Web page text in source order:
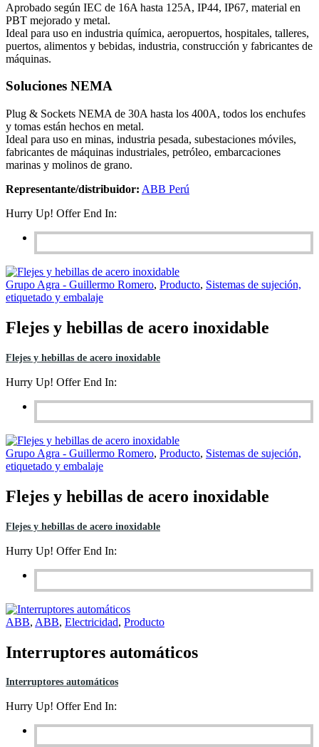
Aprobado según IEC de 16A hasta 125A, IP44, IP67, material en
PBT mejorado y metal.
Ideal para uso en industria química, aeropuertos, hospitales, talleres,
puertos, alimentos y bebidas, industria, construcción y fabricantes de
máquinas.
Soluciones NEMA
Plug & Sockets NEMA de 30A hasta los 400A, todos los enchufes
y tomas están hechos en metal.
Ideal para uso en minas, industria pesada, subestaciones móviles,
fabricantes de máquinas industriales, petróleo, embarcaciones
marinas y molinos de grano.
Representante/distribuidor: ABB Perú
Hurry Up! Offer End In:
Grupo Agra - Guillermo Romero, Producto, Sistemas de sujeción,
etiquetado y embalaje
Flejes y hebillas de acero inoxidable
Flejes y hebillas de acero inoxidable
Hurry Up! Offer End In:
Grupo Agra - Guillermo Romero, Producto, Sistemas de sujeción,
etiquetado y embalaje
Flejes y hebillas de acero inoxidable
Flejes y hebillas de acero inoxidable
Hurry Up! Offer End In:
ABB, ABB, Electricidad, Producto
Interruptores automáticos
Interruptores automáticos
Hurry Up! Offer End In: